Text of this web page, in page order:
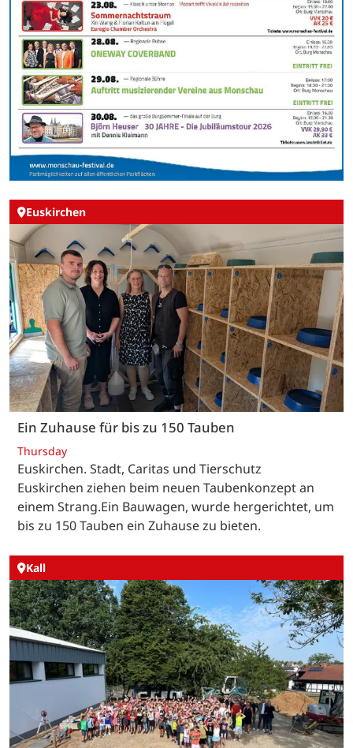
Euskirchen
Ein Zuhause für bis zu 150 Tauben
Thursday
Euskirchen. Stadt, Caritas und Tierschutz
Euskirchen ziehen beim neuen Taubenkonzept an
einem Strang.Ein Bauwagen, wurde hergerichtet, um
bis zu 150 Tauben ein Zuhause zu bieten.
Kall